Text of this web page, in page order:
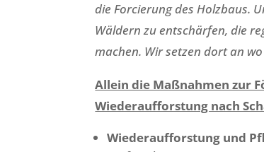
die Forcierung des Holzbaus.
Wäldern zu entschärfen, die
machen. Wir setzen dort an
Allein die Maßnahmen zur
Wiederaufforstung nach
Wiederaufforstung und